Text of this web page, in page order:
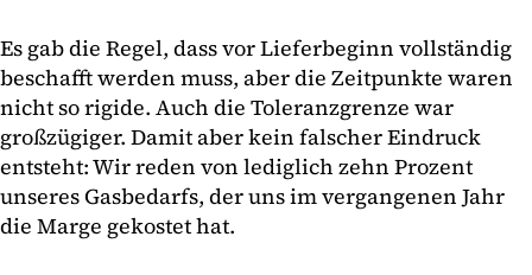
Es gab die Regel, dass vor Lieferbeginn vollständig
beschafft werden muss, aber die Zeitpunkte waren
nicht so rigide. Auch die Toleranzgrenze war
großzügiger. Damit aber kein falscher Eindruck
entsteht: Wir reden von lediglich zehn Prozent
unseres Gasbedarfs, der uns im vergangenen Jahr
die Marge gekostet hat.